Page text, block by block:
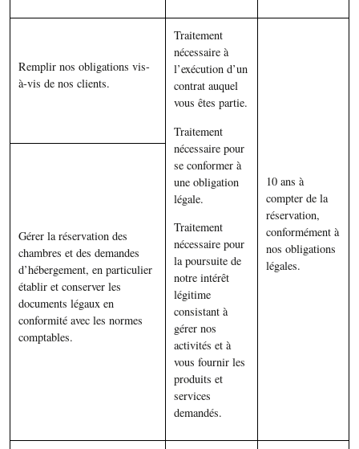
Remplir nos obligations vis-
à-vis de nos clients.
Traitement
nécessaire à
l’exécution d’un
contrat auquel
vous êtes partie.
Traitement
nécessaire pour
se conformer à
une obligation
légale.
Traitement
nécessaire pour
la poursuite de
notre intérêt
légitime
consistant à
gérer nos
activités et à
vous fournir les
produits et
services
demandés.
10 ans à
compter de la
réservation,
conformément à
nos obligations
légales.
Gérer la réservation des
chambres et des demandes
d’hébergement, en particulier
établir et conserver les
documents légaux en
conformité avec les normes
comptables.